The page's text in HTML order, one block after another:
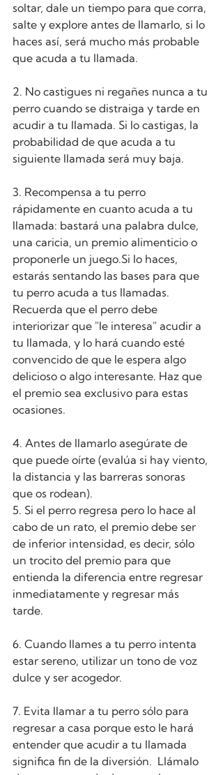
soltar, dale un tiempo para que corra,
salte y explore antes de llamarlo, si lo
haces así, será mucho más probable
que acuda a tu llamada.
2. No castigues ni regañes nunca a tu
perro cuando se distraiga y tarde en
acudir a tu llamada. Si lo castigas, la
probabilidad de que acuda a tu
siguiente llamada será muy baja.
3. Recompensa a tu perro
rápidamente en cuanto acuda a tu
llamada: bastará una palabra dulce,
una caricia, un premio alimenticio o
proponerle un juego.Si lo haces,
estarás sentando las bases para que
tu perro acuda a tus llamadas.
Recuerda que el perro debe
interiorizar que "le interesa" acudir a
tu llamada, y lo hará cuando esté
convencido de que le espera algo
delicioso o algo interesante. Haz que
el premio sea exclusivo para estas
ocasiones.
4. Antes de llamarlo asegúrate de
que puede oírte (evalúa si hay viento,
la distancia y las barreras sonoras
que os rodean).
5. Si el perro regresa pero lo hace al
cabo de un rato, el premio debe ser
de inferior intensidad, es decir, sólo
un trocito del premio para que
entienda la diferencia entre regresar
inmediatamente y regresar más
tarde.
6. Cuando llames a tu perro intenta
estar sereno, utilizar un tono de voz
dulce y ser acogedor.
7. Evita llamar a tu perro sólo para
regresar a casa porque esto le hará
entender que acudir a tu llamada
significa fin de la diversión.  Llámalo